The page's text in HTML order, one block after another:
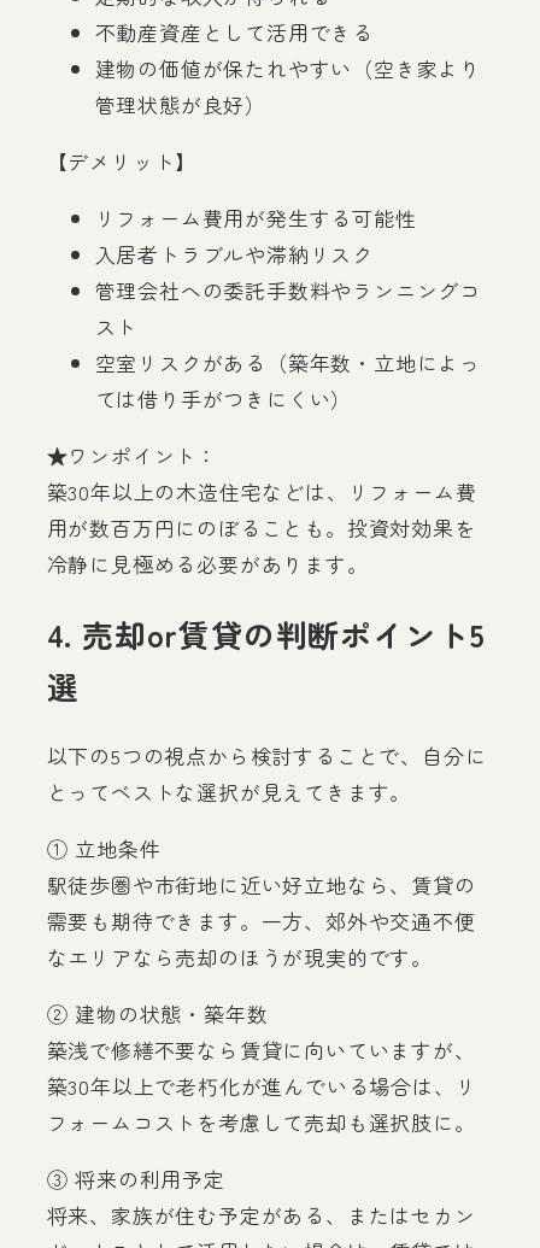
不動産資産として活用できる
建物の価値が保たれやすい（空き家より
管理状態が良好）
【デメリット】
リフォーム費用が発生する可能性
入居者トラブルや滞納リスク
管理会社への委託手数料やランニングコ
スト
空室リスクがある（築年数・立地によっ
ては借り手がつきにくい）
★ワンポイント：
築30年以上の木造住宅などは、リフォーム費
用が数百万円にのぼることも。投資対効果を
冷静に見極める必要があります。
4. 売却or賃貸の判断ポイント5
選
以下の5つの視点から検討することで、自分に
とってベストな選択が見えてきます。
① 立地条件
駅徒歩圏や市街地に近い好立地なら、賃貸の
需要も期待できます。一方、郊外や交通不便
なエリアなら売却のほうが現実的です。
② 建物の状態・築年数
築浅で修繕不要なら賃貸に向いていますが、
築30年以上で老朽化が進んでいる場合は、リ
フォームコストを考慮して売却も選択肢に。
③ 将来の利用予定
将来、家族が住む予定がある、またはセカン